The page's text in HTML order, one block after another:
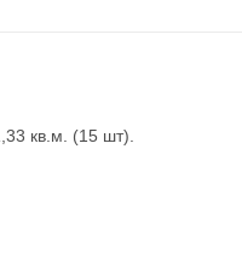
кв.м. (15 шт).